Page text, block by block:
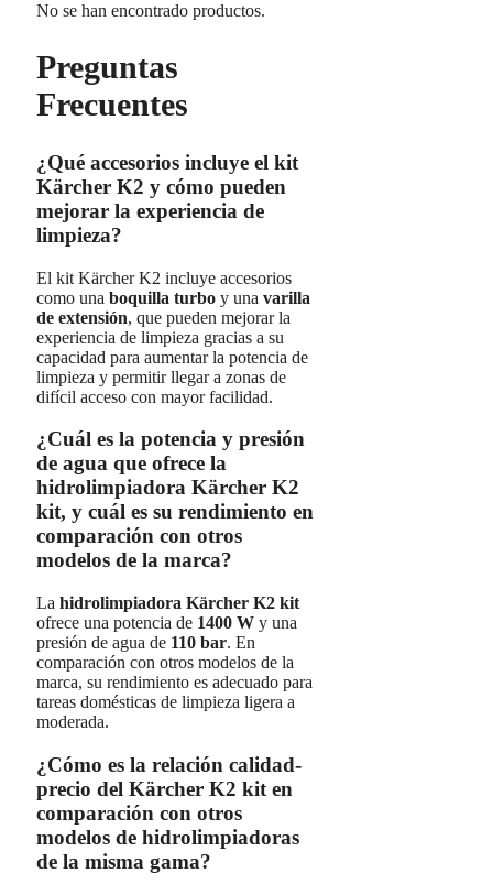
No se han encontrado productos.
Preguntas
Frecuentes
¿Qué accesorios incluye el kit
Kärcher K2 y cómo pueden
mejorar la experiencia de
limpieza?
El kit Kärcher K2 incluye accesorios
como una boquilla turbo y una varilla
de extensión, que pueden mejorar la
experiencia de limpieza gracias a su
capacidad para aumentar la potencia de
limpieza y permitir llegar a zonas de
difícil acceso con mayor facilidad.
¿Cuál es la potencia y presión
de agua que ofrece la
hidrolimpiadora Kärcher K2
kit, y cuál es su rendimiento en
comparación con otros
modelos de la marca?
La hidrolimpiadora Kärcher K2 kit
ofrece una potencia de 1400 W y una
presión de agua de 110 bar. En
comparación con otros modelos de la
marca, su rendimiento es adecuado para
tareas domésticas de limpieza ligera a
moderada.
¿Cómo es la relación calidad-
precio del Kärcher K2 kit en
comparación con otros
modelos de hidrolimpiadoras
de la misma gama?